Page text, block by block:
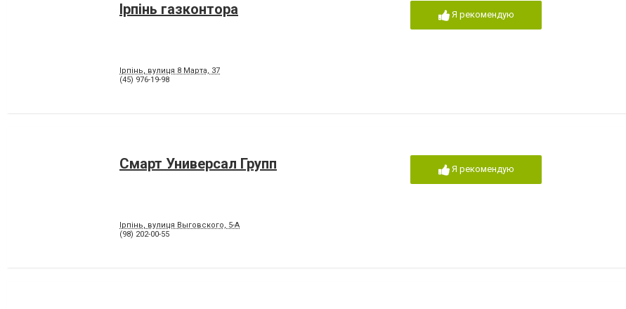
Ірпінь газконтора
Ірпінь, вулиця 8 Марта, 37
(45) 976-19-98
Я рекомендую
Смарт Универсал Групп
Ірпінь, вулиця Выговского, 5-А
(98) 202-00-55
Я рекомендую